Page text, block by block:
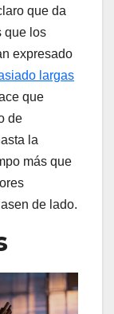
que da
que los
expresado
largas
que
de
la
más que
de lado.